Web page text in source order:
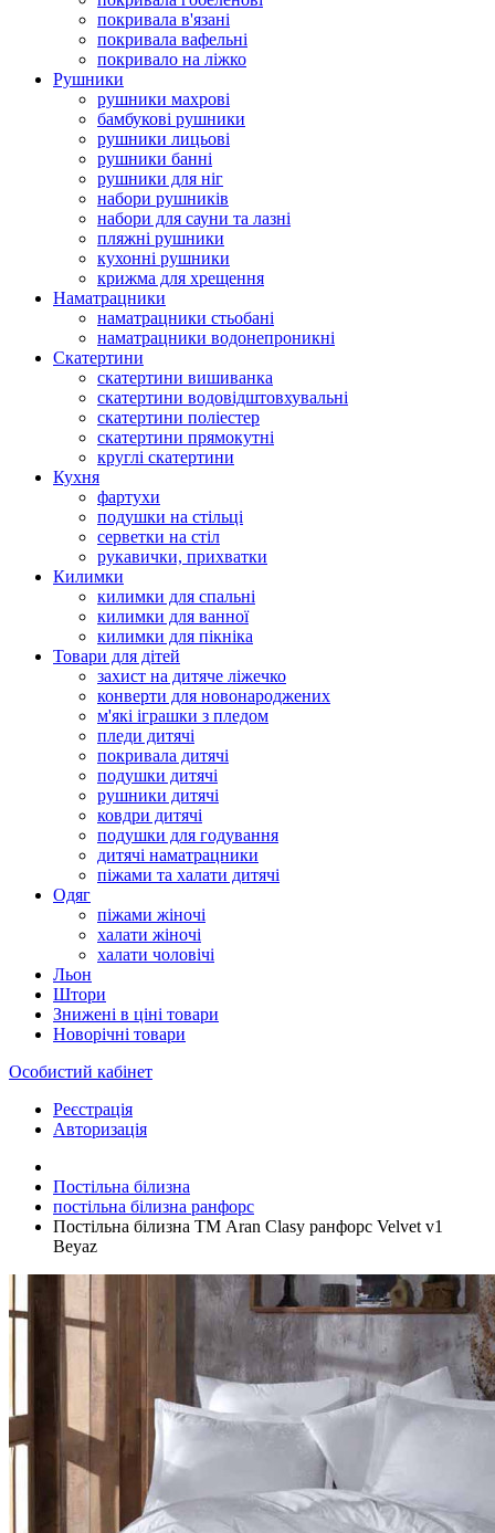
покривала в'язані
покривала вафельні
покривало на ліжко
Рушники
рушники махрові
бамбукові рушники
рушники лицьові
рушники банні
рушники для ніг
набори рушників
набори для сауни та лазні
пляжні рушники
кухонні рушники
крижма для хрещення
Наматрацники
наматрацники стьобані
наматрацники водонепроникні
Скатертини
скатертини вишиванка
скатертини водовідштовхувальні
скатертини поліестер
скатертини прямокутні
круглі скатертини
Кухня
фартухи
подушки на стільці
серветки на стіл
рукавички, прихватки
Килимки
килимки для спальні
килимки для ванної
килимки для пікніка
Товари для дітей
захист на дитяче ліжечко
конверти для новонароджених
м'які іграшки з пледом
пледи дитячі
покривала дитячі
подушки дитячі
рушники дитячі
ковдри дитячі
подушки для годування
дитячі наматрацники
піжами та халати дитячі
Одяг
піжами жіночі
халати жіночі
халати чоловічі
Льон
Штори
Знижені в ціні товари
Новорічні товари
Особистий кабінет
Реєстрація
Авторизація
Постільна білизна
постільна білизна ранфорс
Постільна білизна ТМ Aran Clasy ранфорс Velvet v1
Beyaz